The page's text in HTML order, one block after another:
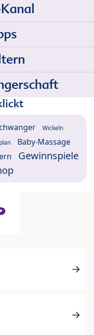
Wickeln
Baby-Massage
Gewinnspiele